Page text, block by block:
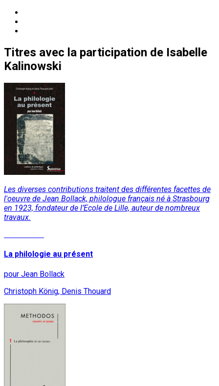
Titres avec la participation de Isabelle
Kalinowski
Les diverses contributions traitent des différentes facettes de
l'oeuvre de Jean Bollack, philologue français né à Strasbourg
en 1923, fondateur de l’Ecole de Lille, auteur de nombreux
travaux.
La philologie au présent
pour Jean Bollack
Christoph König, Denis Thouard